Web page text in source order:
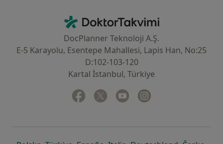
DoktorTakvimi - Ana Sayfa
DocPlanner Teknoloji A.Ş.
E-5 Karayolu, Esentepe Mahallesi, Lapis Han, No:25
D:102-103-120
Kartal İstanbul, Türkiye
Facebook
yeni bir sekmede açılır
Twitter
yeni bir sekmede açılır
Youtube
yeni bir sekmede açılır